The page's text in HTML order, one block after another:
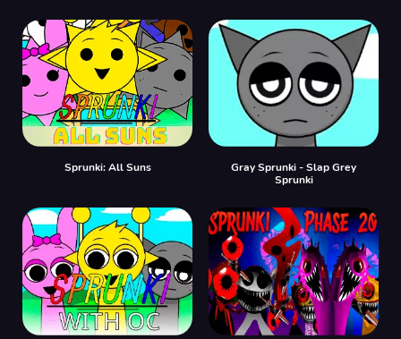
Sprunki: All Suns
Gray Sprunki - Slap Grey
Sprunki